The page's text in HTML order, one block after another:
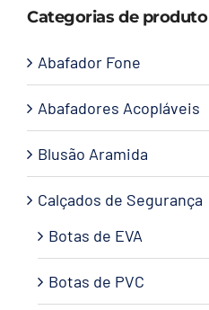
Categorias de produto
Abafador Fone
Abafadores Acopláveis
Blusão Aramida
Calçados de Segurança
Botas de EVA
Botas de PVC